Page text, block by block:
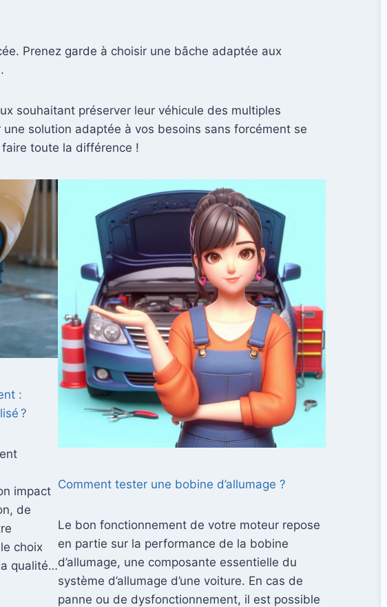
Prenez garde à choisir une bâche adaptée aux
souhaitant préserver leur véhicule des multiples
solution adaptée à vos besoins sans forcément se
toute la différence !
:
?
impact
de
choix
qualité…
Comment tester une bobine d’allumage ?
Le bon fonctionnement de votre moteur repose
en partie sur la performance de la bobine
d’allumage, une composante essentielle du
système d’allumage d’une voiture. En cas de
panne ou de dysfonctionnement, il est possible